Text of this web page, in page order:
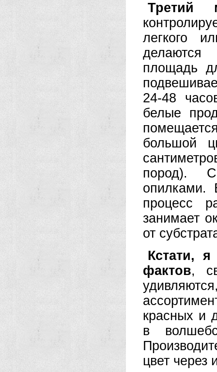
Третий
легкого
делаются
площадь
24-48
белые
большой
пород).
опилками.
процесс
занимает
от
Кстати,
фактов,
красных и
в
цвет через